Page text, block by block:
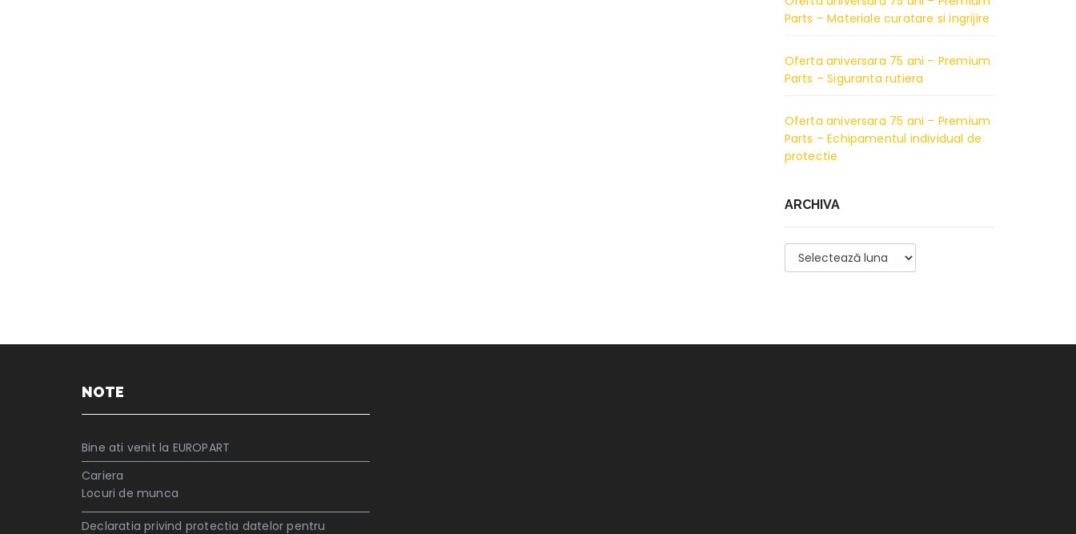
Parts – Materiale curatare si ingrijire
Oferta aniversara 75 ani – Premium
Parts – Siguranta rutiera
Oferta aniversara 75 ani – Premium
Parts – Echipamentul individual de
protectie
ARCHIVA
Archiva
NOTE
Bine ati venit la EUROPART
Cariera
Locuri de munca
Declaratia privind protectia datelor pentru